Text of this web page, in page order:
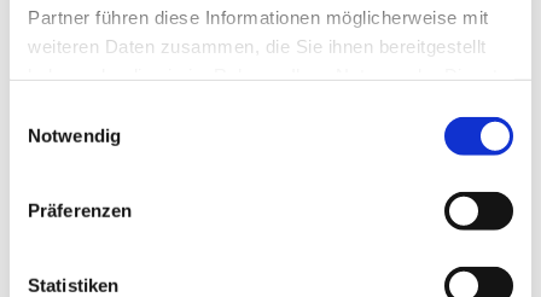
Partner führen diese Informationen möglicherweise mit
weiteren Daten zusammen, die Sie ihnen bereitgestellt
Notwendig
Präferenzen
Statistiken